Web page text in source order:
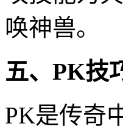
唤神兽。
五、PK技
PK是传奇